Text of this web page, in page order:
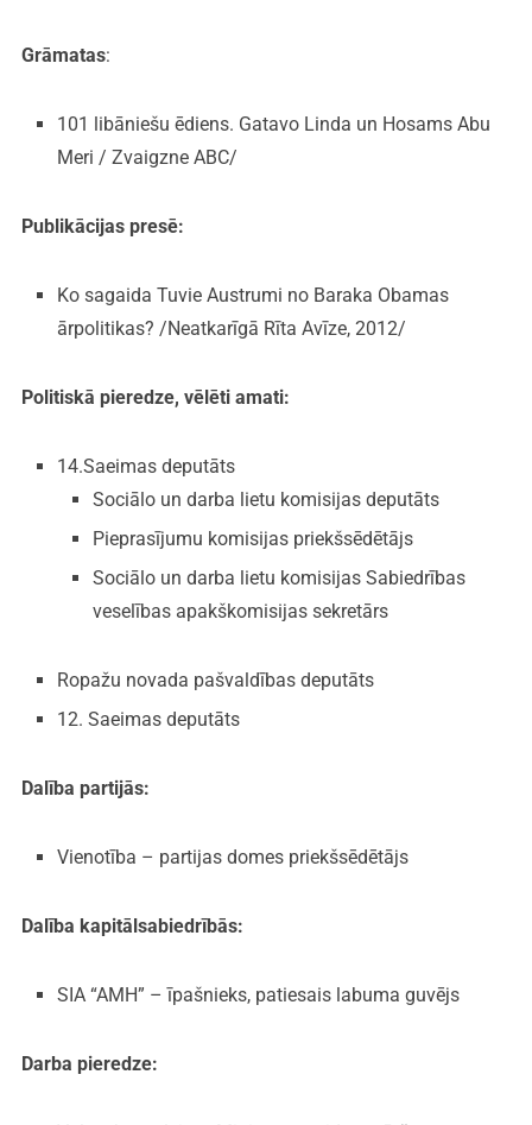
Grāmatas:
101 libāniešu ēdiens. Gatavo Linda un Hosams Abu
Meri / Zvaigzne ABC/
Publikācijas presē:
Ko sagaida Tuvie Austrumi no Baraka Obamas
ārpolitikas? /Neatkarīgā Rīta Avīze, 2012/
Politiskā pieredze, vēlēti amati:
14.Saeimas deputāts
Sociālo un darba lietu komisijas deputāts
Pieprasījumu komisijas priekšsēdētājs
Sociālo un darba lietu komisijas Sabiedrības
veselības apakškomisijas sekretārs
Ropažu novada pašvaldības deputāts
12. Saeimas deputāts
Dalība partijās:
Vienotība – partijas domes priekšsēdētājs
Dalība kapitālsabiedrībās:
SIA “AMH” – īpašnieks, patiesais labuma guvējs
Darba pieredze: